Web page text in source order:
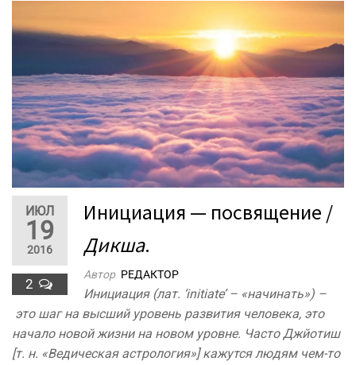
ИЮЛ
19
2016
2
Инициация — посвящение /
Дикша.
Автор РЕДАКТОР
Инициация (лат. ‘initiate’ – «начинать») –
это шаг на высший уровень развития человека, это
начало новой жизни на новом уровне. Часто Джйотиш
[т. н. «Ведическая астрология»] кажутся людям чем-то